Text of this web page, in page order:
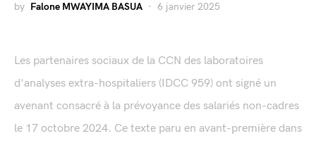
by Falone MWAYIMA BASUA 6 janvier 2025
Les partenaires sociaux de la CCN des laboratoires
d'analyses extra-hospitaliers (IDCC 959) ont signé un
avenant consacré à la prévoyance des salariés non-cadres
le 17 octobre 2024. Ce texte paru en avant-première dans